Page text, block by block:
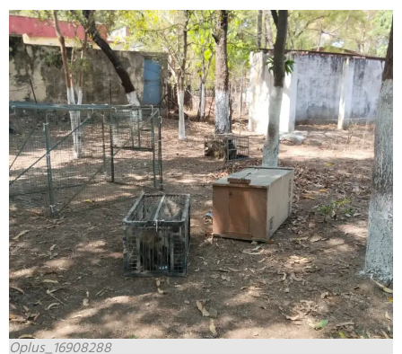
Oplus_16908288